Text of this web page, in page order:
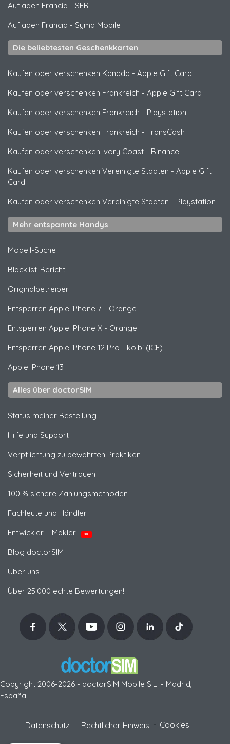
Aufladen Francia - SFR
Aufladen Francia - Syma Mobile
Die beliebtesten Geschenkkarten
Kaufen oder verschenken Kanada - Apple Gift Card
Kaufen oder verschenken Frankreich - Apple Gift Card
Kaufen oder verschenken Frankreich - Playstation
Kaufen oder verschenken Frankreich - TransCash
Kaufen oder verschenken Ivory Coast - Binance
Kaufen oder verschenken Vereinigte Staaten - Apple Gift
Card
Kaufen oder verschenken Vereinigte Staaten - Playstation
Mehr entspannte Handys
Modell-Suche
Blacklist-Bericht
Originalbetreiber
Entsperren Apple iPhone 7 - Orange
Entsperren Apple iPhone X - Orange
Entsperren Apple iPhone 12 Pro - kolbi (ICE)
Apple iPhone 13
Alles über doctorSIM
Status meiner Bestellung
Hilfe und Support
Verpflichtung zu bewährten Praktiken
Sicherheit und Vertrauen
100 % sichere Zahlungsmethoden
Fachleute und Händler
Entwickler – Makler
NEU
Blog doctorSIM
Über uns
Über 25.000 echte Bewertungen!
Copyright 2006-2026 - doctorSIM Mobile S.L. - Madrid,
España
Datenschutz Rechtlicher Hinweis Cookies